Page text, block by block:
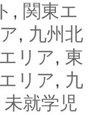
, 関東エ
, 九州北
リア, 東
リア, 九
未就学児